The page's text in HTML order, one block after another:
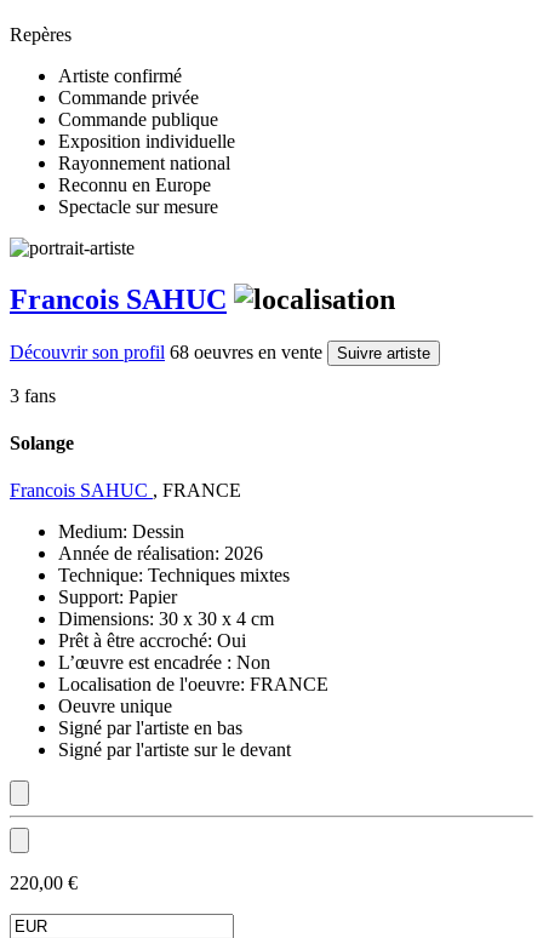
Repères
Artiste confirmé
Commande privée
Commande publique
Exposition individuelle
Rayonnement national
Reconnu en Europe
Spectacle sur mesure
Francois SAHUC
Découvrir son profil 68 oeuvres en vente Suivre artiste
3 fans
Solange
Francois SAHUC , FRANCE
Medium: Dessin
Année de réalisation: 2026
Technique: Techniques mixtes
Support: Papier
Dimensions: 30 x 30 x 4 cm
Prêt à être accroché: Oui
L’œuvre est encadrée : Non
Localisation de l'oeuvre: FRANCE
Oeuvre unique
Signé par l'artiste en bas
Signé par l'artiste sur le devant
220,00 €